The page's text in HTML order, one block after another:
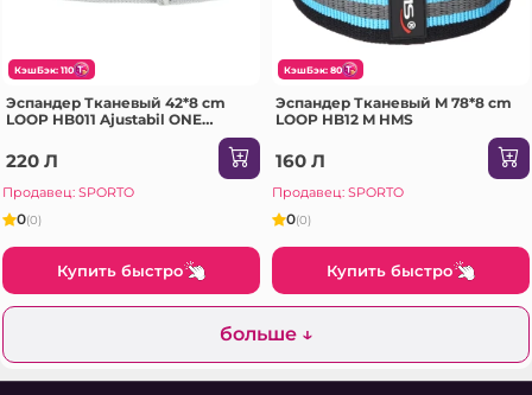
КэшБэк: 110
Эспандер Тканевый 42*8 cm
LOOP HB011 Ajustabil ONE
220 Л
Продавец: SPORTO
0(0)
Купить быстро
КэшБэк: 80
Эспандер Тканевый M 78*8 cm
LOOP HB12 M HMS
160 Л
Продавец: SPORTO
0(0)
Купить быстро
больше ↓